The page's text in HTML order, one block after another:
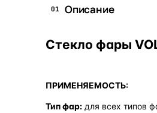
01 Описание
Стекло фары
ПРИМЕНЯЕМОСТЬ:
Тип фар: для всех типов